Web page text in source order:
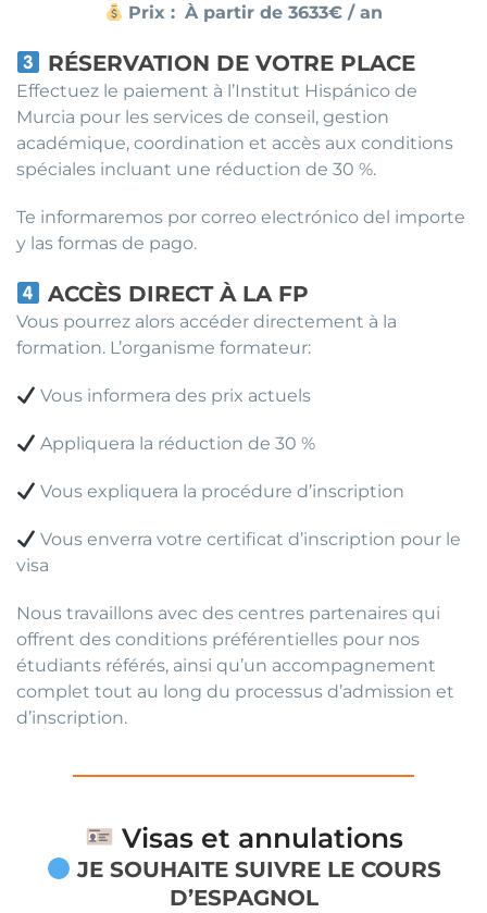
Prix : À partir de 3633€ / an
RÉSERVATION DE VOTRE PLACE
Effectuez le paiement à l’Institut Hispánico de
Murcia pour les services de conseil, gestion
académique, coordination et accès aux conditions
spéciales incluant une réduction de 30 %.
Te informaremos por correo electrónico del importe
y las formas de pago.
ACCÈS DIRECT À LA FP
Vous pourrez alors accéder directement à la
formation. L’organisme formateur:
Vous informera des prix actuels
Appliquera la réduction de 30 %
Vous expliquera la procédure d’inscription
Vous enverra votre certificat d’inscription pour le
visa
Nous travaillons avec des centres partenaires qui
offrent des conditions préférentielles pour nos
étudiants référés, ainsi qu’un accompagnement
complet tout au long du processus d’admission et
d’inscription.
Visas et annulations
JE SOUHAITE SUIVRE LE COURS
D’ESPAGNOL